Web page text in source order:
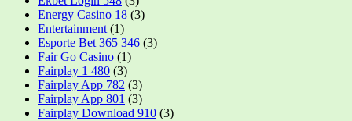
Energy Casino 18 (3)
Entertainment (1)
Esporte Bet 365 346 (3)
Fair Go Casino (1)
Fairplay 1 480 (3)
Fairplay App 782 (3)
Fairplay App 801 (3)
Fairplay Download 910 (3)